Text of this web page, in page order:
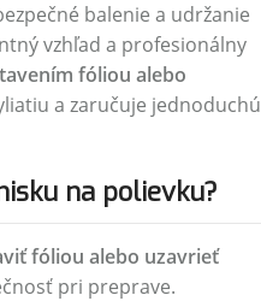
balenie a udržanie
vzhľad a profesionálny
fóliou alebo
a zaručuje jednoduchú
na polievku?
fóliou alebo uzavrieť
pri preprave.